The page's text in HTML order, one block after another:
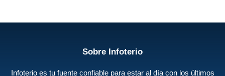
Sobre Infoterio
Infoterio es tu fuente confiable para estar al día con los últimos